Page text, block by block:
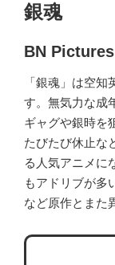
銀魂
BN Pictures
「銀魂」は空
す。無気力な成
ギャグや銀時を
たびたび休止な
る人気アニメに
もアドリブが多
など原作とまた